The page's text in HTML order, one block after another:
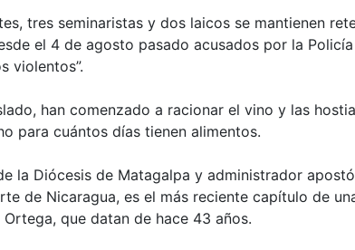
tres seminaristas y dos laicos se mantienen
el 4 de agosto pasado acusados por la
violentos”.
han comenzado a racionar el vino y las
para cuántos días tienen alimentos.
la Diócesis de Matagalpa y administrador
de Nicaragua, es el más reciente capítulo de
que datan de hace 43 años.